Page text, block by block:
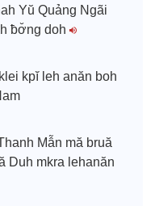
Yŭ Quảng Ngãi
ƀơ̆ng doh
kpĭ leh anăn boh
Mẫn mă bruă
Duh mkra lehanăn